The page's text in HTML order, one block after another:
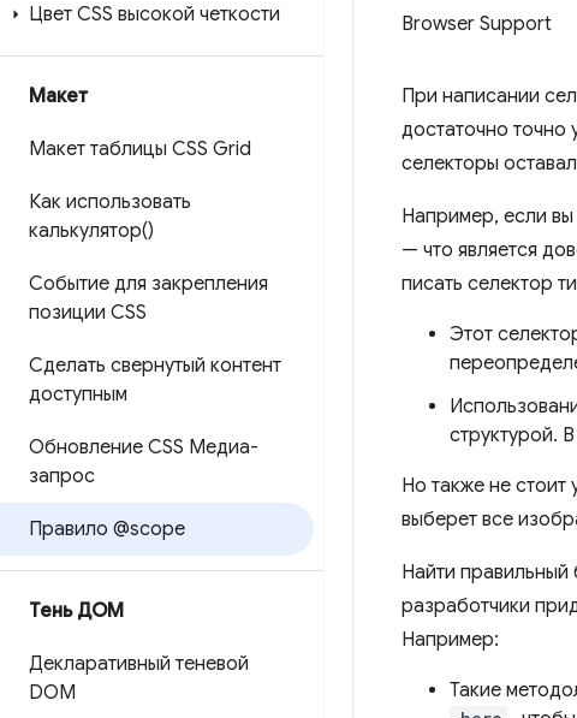
Цвет CSS высокой четкости
Макет
Макет таблицы CSS Grid
Как использовать
калькулятор()
Событие для закрепления
позиции CSS
Сделать свернутый контент
доступным
Обновление CSS Медиа-
запрос
Правило @scope
Тень ДОМ
Декларативный теневой
DOM
Browser Support
При написании
достаточно точно
селекторы
Например, если вы
— что является
писать селектор
Этот
структурой.
Но также не стоит
выберет все
Найти
разработчики
Например:
Такие